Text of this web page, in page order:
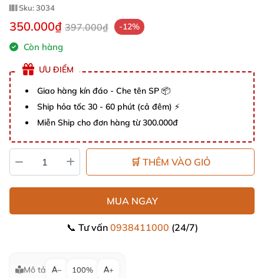
Sku:3034
350.000₫ 397.000₫ -12%
Còn hàng
ƯU ĐIỂM
Giao hàng kín đáo - Che tên SP 📦
Ship hỏa tốc 30 - 60 phút (cả đêm) ⚡
Miễn Ship cho đơn hàng từ 300.000đ
🛒 THÊM VÀO GIỎ
MUA NGAY
📞 Tư vấn 0938411000 (24/7)
Mô tả − 100% +